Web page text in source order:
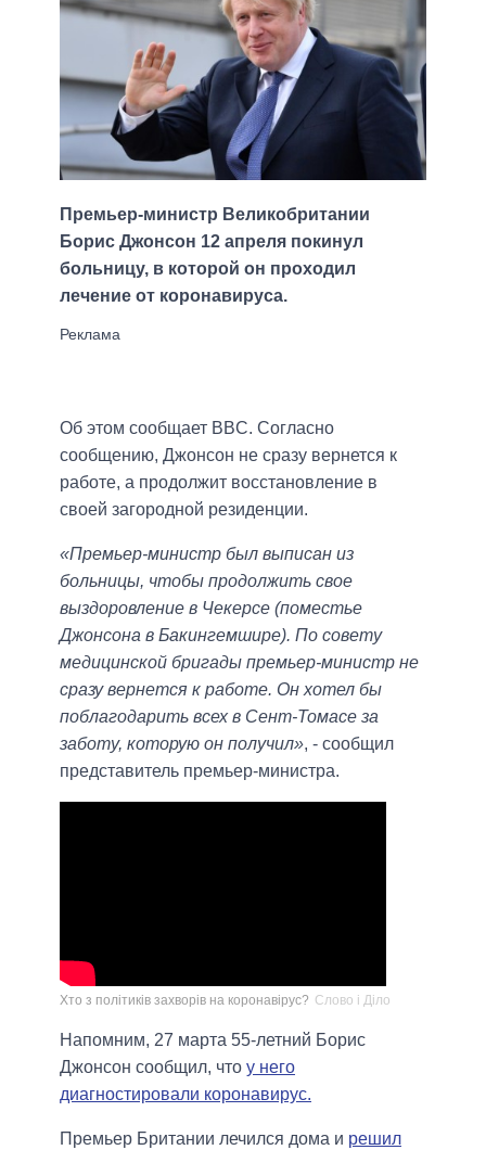
Премьер-министр Великобритании
Борис Джонсон 12 апреля покинул
больницу, в которой он проходил
лечение от коронавируса.
Об этом сообщает BBC. Согласно
сообщению, Джонсон не сразу вернется к
работе, а продолжит восстановление в
своей загородной резиденции.
«Премьер-министр был выписан из
больницы, чтобы продолжить свое
выздоровление в Чекерсе (поместье
Джонсона в Бакингемшире). По совету
медицинской бригады премьер-министр не
сразу вернется к работе. Он хотел бы
поблагодарить всех в Сент-Томасе за
заботу, которую он получил», - сообщил
представитель премьер-министра.
Хто з політиків захворів на коронавірус? Слово і Діло
Напомним, 27 марта 55-летний Борис
Джонсон сообщил, что у него
диагностировали коронавирус.
Премьер Британии лечился дома и решил